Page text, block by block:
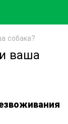
собака?
ваша